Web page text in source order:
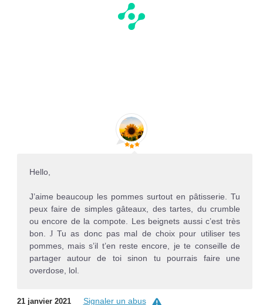
Hello,
J’aime beaucoup les pommes surtout en pâtisserie. Tu
peux faire de simples gâteaux, des tartes, du crumble
ou encore de la compote. Les beignets aussi c’est très
bon. JTu as donc pas mal de choix pour utiliser tes
pommes, mais s’il t’en reste encore, je te conseille de
partager autour de toi sinon tu pourrais faire une
overdose, lol.
21 janvier 2021
Signaler un abus